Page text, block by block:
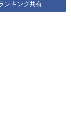
ンキング共有